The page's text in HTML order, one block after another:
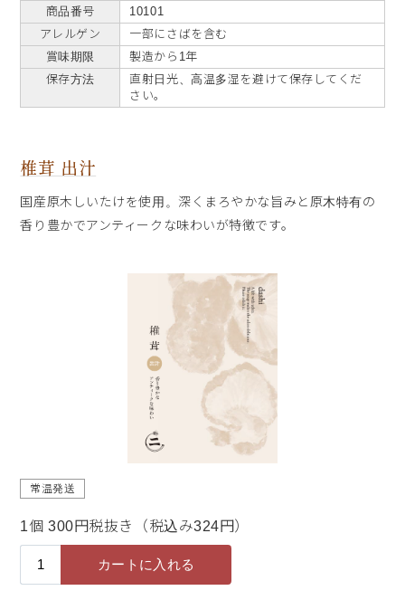
商品番号
10101
アレルゲン
一部にさばを含む
賞味期限
製造から1年
保存方法
直射日光、高温多湿を避けて保存してくだ
さい。
椎茸 出汁
国産原木しいたけを使用。深くまろやかな旨みと原木特有の
香り豊かでアンティークな味わいが特徴です。
常温発送
1個 300円税抜き（税込み324円）